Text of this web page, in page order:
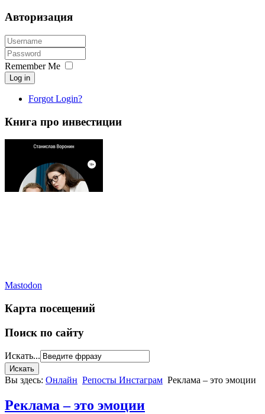
Авторизация
Remember Me
Log in
Forgot Login?
Книга про инвестиции
Mastodon
Карта посещений
Поиск по сайту
Искать...
Вы здесь: Онлайн Репосты Инстаграм Реклама – это эмоции
Реклама – это эмоции